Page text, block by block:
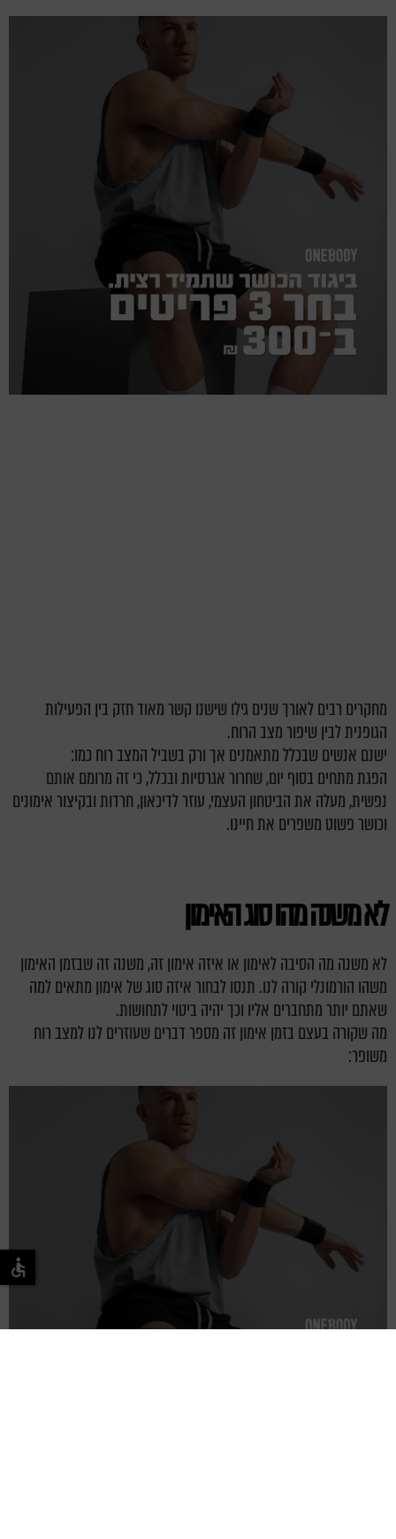
מחקרים רבים לאורך שנים גילו שישנו קשר מאוד חזק בין הפעילות
הגופנית לבין שיפור מצב הרוח.
ישנם אנשים שבכלל מתאמנים אך ורק בשביל המצב רוח כמו:
הפגת מתחים בסוף יום, שחרור אגרסיות ובכלל, כי זה מרומם אותם
נפשית, מעלה את הביטחון העצמי, עוזר לדיכאון, חרדות ובקיצור אימונים
וכושר פשוט משפרים את חיינו.
לא משנה מהו סוג האימון
לא משנה מה הסיבה לאימון או איזה אימון זה, משנה זה שבזמן האימון
משהו הורמונלי קורה לנו. תנסו לבחור איזה סוג של אימון מתאים למה
שאתם יותר מתחברים אליו וכך יהיה ביטוי לתחושות.
מה שקורה בעצם בזמן אימון זה מספר דברים שעוזרים לנו למצב רוח
משופר: